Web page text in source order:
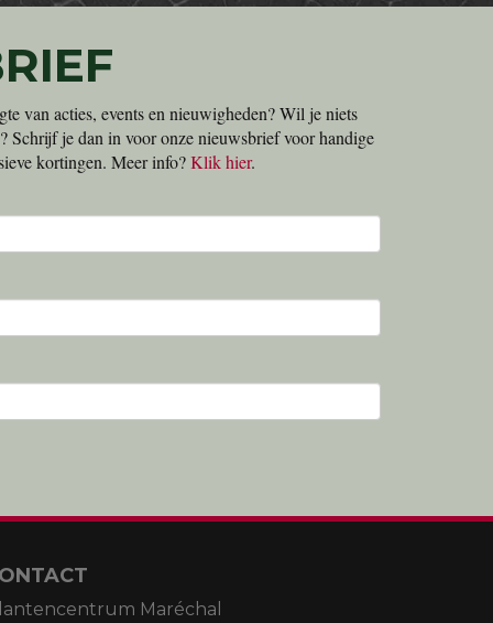
van acties, events en nieuwigheden? Wil je niets
Schrijf je dan in voor onze nieuwsbrief voor handige
kortingen. Meer info?Klik hier.
Maréchal